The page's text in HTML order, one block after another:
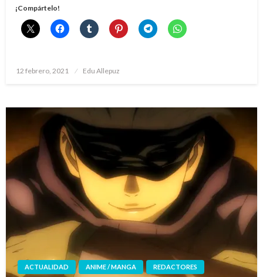
¡Compártelo!
Publicado
12 febrero, 2021 Edu Allepuz
ACTUALIDAD ANIME / MANGA REDACTORES